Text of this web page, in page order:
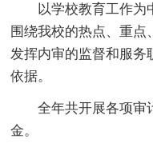
以学校教育工作为
围绕我校的热点、重点
发挥内审的监督和服务
依据。
全年共开展各项审
金。